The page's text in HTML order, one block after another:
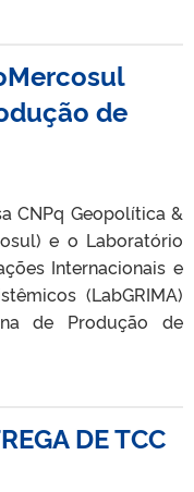
de
CNPq Geopolítica &
e o Laboratório
Internacionais e
(LabGRIMA)
de Produção de
DE TCC